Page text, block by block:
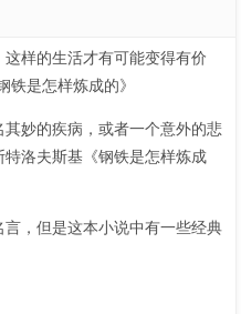
样的生活才有可能变得有价
是怎样炼成的》
妙的疾病，或者一个意外的悲
洛夫斯基《钢铁是怎样炼成
言，但是这本小说中有一些经典